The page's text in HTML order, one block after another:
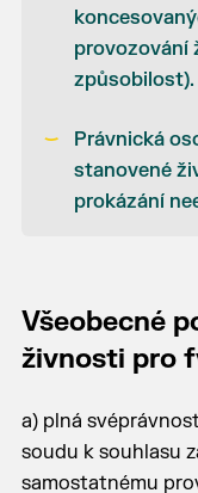
provozování
způsobilost).
Právnická
stanovené
prokázání
Všeobecné
živnosti pro
a) plná
soudu k souhlasu
samostatnému